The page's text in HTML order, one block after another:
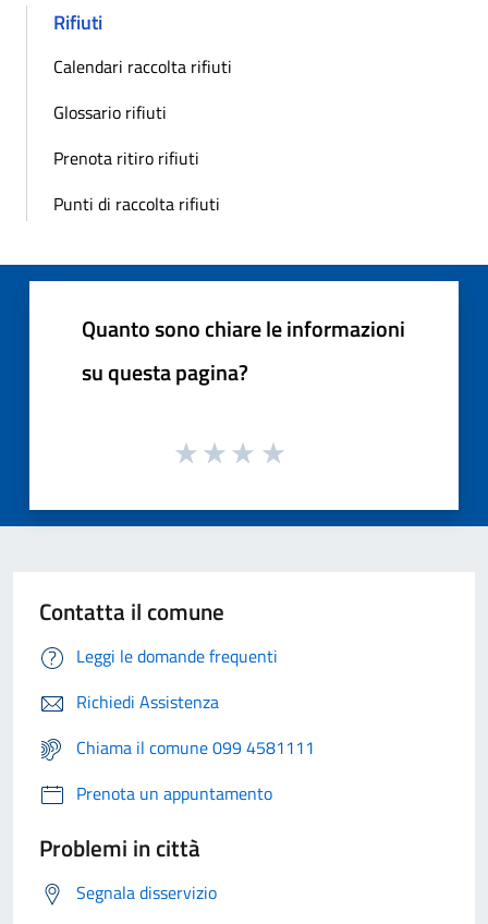
Rifiuti
Calendari raccolta rifiuti
Glossario rifiuti
Prenota ritiro rifiuti
Punti di raccolta rifiuti
Quanto sono chiare le informazioni
su questa pagina?
Contatta il comune
Leggi le domande frequenti
Richiedi Assistenza
Chiama il comune 099 4581111
Prenota un appuntamento
Problemi in città
Segnala disservizio